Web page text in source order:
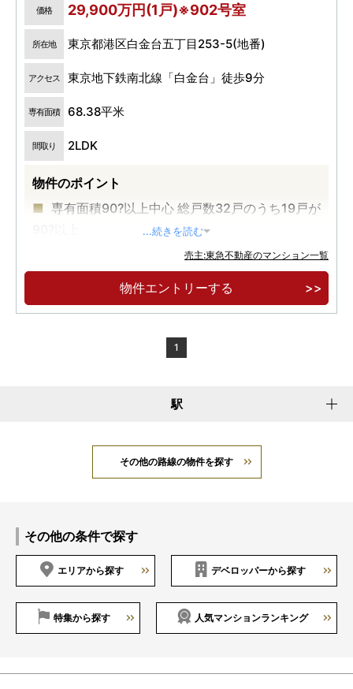
価格 29,900万円(1戸)※902号室
所在地 東京都港区白金台五丁目253-5(地番)
アクセス 東京地下鉄南北線「白金台」徒歩9分
専有面積 68.38平米
間取り 2LDK
物件のポイント
専有面積90?以上中心 総戸数32戸のうち19戸が
都営三田線・東京メトロ南北線の2路線が利用
可能
...続きを読む
売主:東急不動産のマンション一覧
物件エントリーする
1
駅
その他の路線の物件を探す
その他の条件で探す
エリアから探す デベロッパーから探す
特集から探す 人気マンションランキング